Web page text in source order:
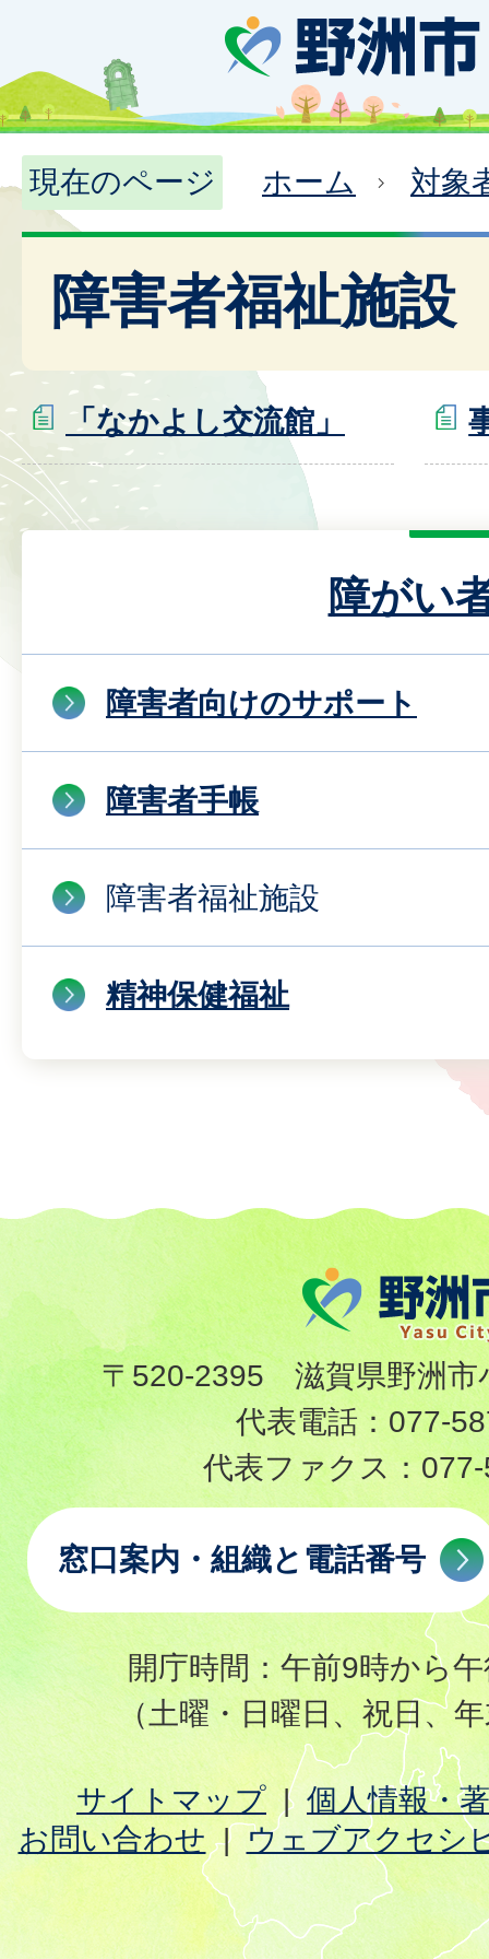
現在のページ ホーム 対象
障害者福祉施設
「なかよし交流館」
障がい
障害者向けのサポート
障害者手帳
障害者福祉施設
精神保健福祉
〒520-2395 滋賀県野洲市
代表電話： 077-
代表ファクス：
窓口案内・組織と電話番号
開庁時間：午前9時から
（土曜・日曜日、祝日、
サイトマップ
個人情報・
お問い合わせ
ウェブアクセシ